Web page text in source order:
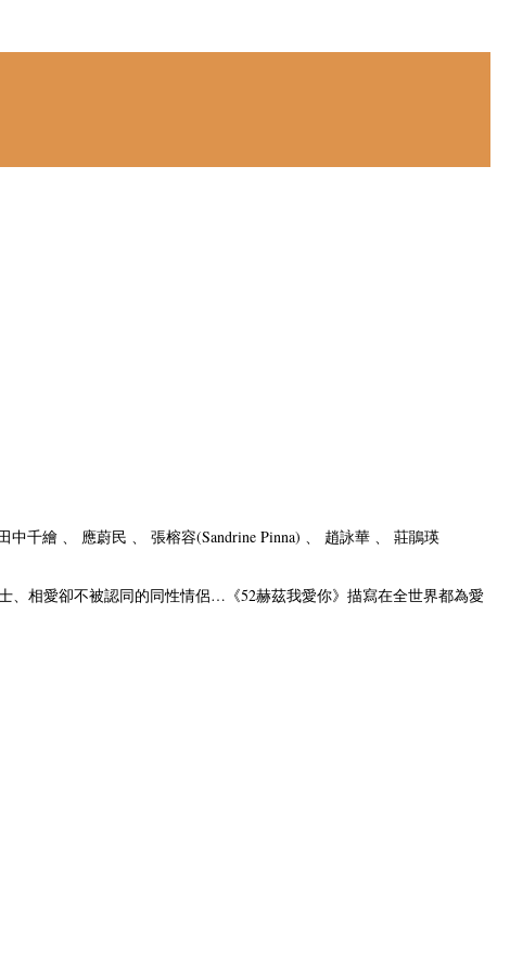
千繪 、 應蔚民 、 張榕容(Sandrine Pinna) 、 趙詠華 、 莊鵑瑛
、相愛卻不被認同的同性情侶…《52赫茲我愛你》描寫在全世界都為愛